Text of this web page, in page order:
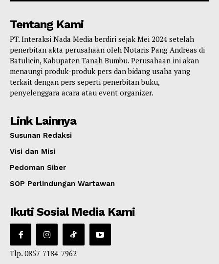
Tentang Kami
PT. Interaksi Nada Media berdiri sejak Mei 2024 setelah
penerbitan akta perusahaan oleh Notaris Pang Andreas di
Batulicin, Kabupaten Tanah Bumbu. Perusahaan ini akan
menaungi produk-produk pers dan bidang usaha yang
terkait dengan pers seperti penerbitan buku,
penyelenggara acara atau event organizer.
Link Lainnya
Susunan Redaksi
Visi dan Misi
Pedoman Siber
SOP Perlindungan Wartawan
Ikuti Sosial Media Kami
Tlp. 0857-7184-7962